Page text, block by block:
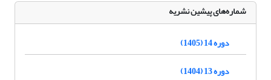
شماره‌های پیشین نشریه
دوره 14 (1405)
دوره 13 (1404)